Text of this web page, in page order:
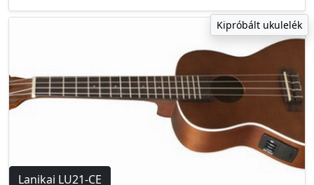
Kipróbált ukulelék
Lanikai LU21-CE